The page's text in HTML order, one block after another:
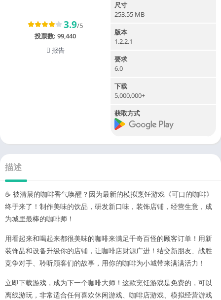
3.9/5
投票数: 99,440
报告
尺寸
253.55 MB
版本
1.2.2.1
要求
6.0
下载
5,000,000+
获取方式
描述
☕ 被清晨的咖啡香气唤醒？因为最新的模拟烹饪游戏《可口的咖啡》
终于来了！制作美味的饮品，研发新口味，装饰店铺，经营生意，成
为城里最棒的咖啡师！
用看起来和喝起来都很美味的咖啡来满足千奇百怪的顾客订单！用新
装饰品和设备升级你的店铺，让咖啡店财源广进！结交新朋友、战胜
竞争对手、聆听顾客们的故事，用你的咖啡为小城带来满满活力！
立即下载游戏，成为下一个咖啡大师！这款烹饪游戏是免费的，可以
离线游玩，非常适合任何喜欢休闲游戏、咖啡店游戏、模拟经营游戏